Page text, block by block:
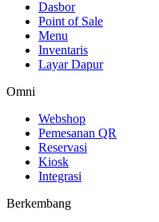
Dasbor
Point of Sale
Menu
Inventaris
Layar Dapur
Omni
Webshop
Pemesanan QR
Reservasi
Kiosk
Integrasi
Berkembang